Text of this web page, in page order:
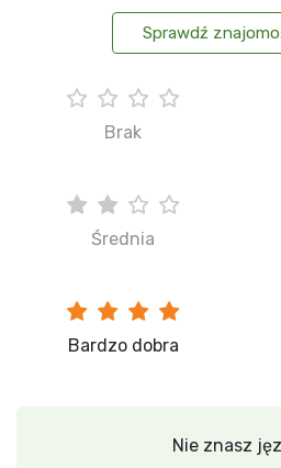
Sprawdź
Brak
Średnia
Bardzo dobra
Nie znasz